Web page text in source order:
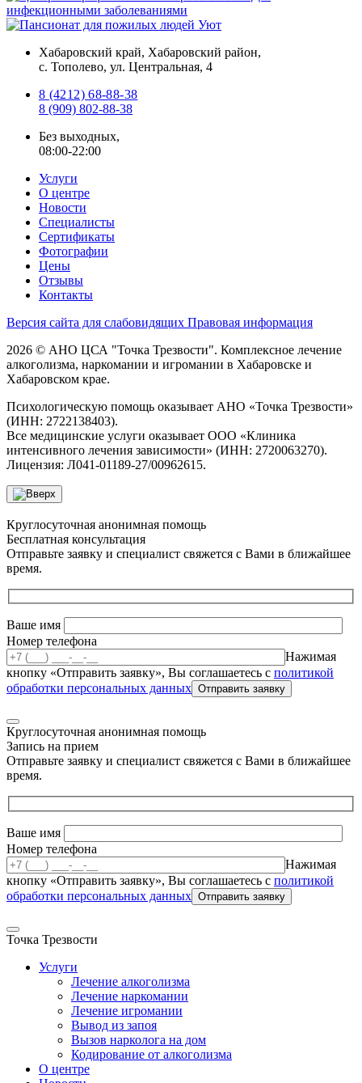
Хабаровский край, Хабаровский район,
с. Тополево, ул. Центральная, 4
8 (4212) 68-88-38
8 (909) 802-88-38
Без выходных,
08:00-22:00
Услуги
О центре
Новости
Специалисты
Сертификаты
Фотографии
Цены
Отзывы
Контакты
Версия сайта для слабовидящих Правовая информация
2026 © АНО ЦСА "Точка Трезвости". Комплексное лечение
алкоголизма, наркомании и игромании в Хабаровске и
Хабаровском крае.
Психологическую помощь оказывает АНО «Точка Трезвости»
(ИНН: 2722138403).
Все медицинские услуги оказывает ООО «Клиника
интенсивного лечения зависимости» (ИНН: 2720063270).
Лицензия: Л041-01189-27/00962615.
Круглосуточная анонимная помощь
Бесплатная консультация
Отправьте заявку и специалист свяжется с Вами в ближайшее
время.
Ваше имя
Номер телефона
Нажимая
кнопку «Отправить заявку», Вы соглашаетесь с политикой
обработки персональных данных
Круглосуточная анонимная помощь
Запись на прием
Отправьте заявку и специалист свяжется с Вами в ближайшее
время.
Ваше имя
Номер телефона
Нажимая
кнопку «Отправить заявку», Вы соглашаетесь с политикой
обработки персональных данных
Точка Трезвости
Услуги
Лечение алкоголизма
Лечение наркомании
Лечение игромании
Вывод из запоя
Вызов нарколога на дом
Кодирование от алкоголизма
О центре